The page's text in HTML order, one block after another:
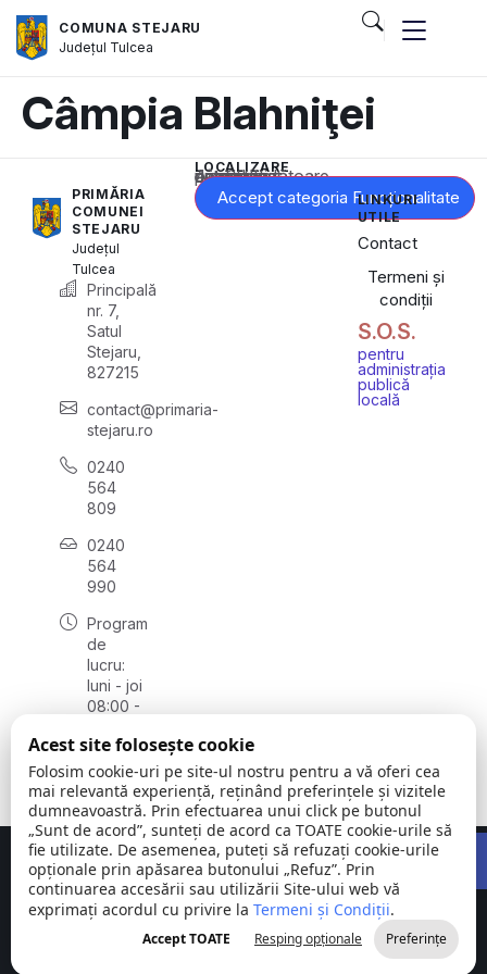
COMUNA STEJARU
Județul Tulcea
Câmpia Blahniţei
PRIMĂRIA
COMUNEI
STEJARU
Județul
Tulcea
Principală
nr. 7,
Satul
Stejaru,
827215
contact@primaria-
stejaru.ro
0240
564
809
0240
564
990
Program
de
lucru:
luni - joi
08:00 -
vineri
08:00 -
14:00
LOCALIZARE
Acest conținut este blocat până când acceptați categoria corespunzătoare de cookie-uri.
Accept categoria Funcționalitate
LINKURI
UTILE
Contact
Termeni și
condiții
S.O.S.
pentru
administrația
publică
locală
Comuna
Stejaru |
județul Tulcea
©
2026
Toate
drepturile
rezervate
Concept realizat deBig Media Relații Publice SRL
Acest site folosește cookie
Folosim cookie-uri pe site-ul nostru pentru a vă oferi cea
mai relevantă experiență, reținând preferințele și vizitele
dumneavoastră. Prin efectuarea unui click pe butonul
„Sunt de acord”, sunteți de acord ca TOATE cookie-urile să
fie utilizate. De asemenea, puteți să refuzați cookie-urile
opționale prin apăsarea butonului „Refuz”. Prin
continuarea accesării sau utilizării Site-ului web vă
exprimați acordul cu privire la Termeni și Condiții.
Accept TOATE Resping opționale Preferințe